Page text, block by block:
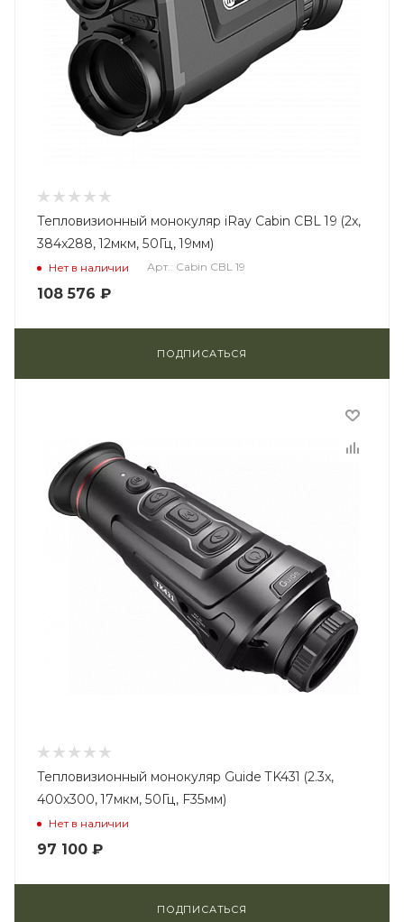
Тепловизионный монокуляр iRay Cabin CBL 19 (2x,
384x288, 12мкм, 50Гц, 19мм)
Нет в наличии Арт.: Cabin CBL 19
108 576 ₽
ПОДПИСАТЬСЯ
Тепловизионный монокуляр Guide TK431 (2.3x,
400x300, 17мкм, 50Гц, F35мм)
Нет в наличии
97 100 ₽
ПОДПИСАТЬСЯ